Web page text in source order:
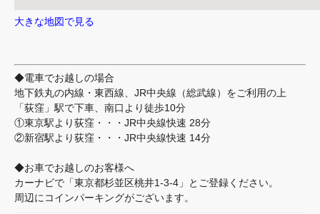
大きな地図で見る
◆電車でお越しの場合
地下鉄丸の内線・東西線、JR中央線（総武線）をご利用の上
「荻窪」駅で下車、南口より徒歩10分
①東京駅より荻窪・・・JR中央線快速 28分
②新宿駅より荻窪・・・JR中央線快速 14分
◆お車でお越しのお客様へ
カーナビで「東京都杉並区桃井1-3-4」とご登録ください。
周辺にコインパーキングがございます。